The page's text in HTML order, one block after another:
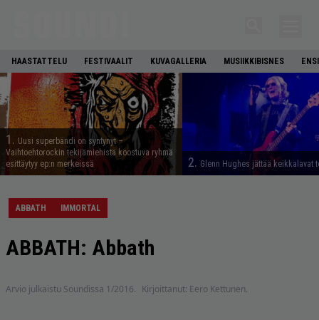
HAASTATTELU FESTIVAALIT KUVAGALLERIA MUSIIKKIBISNES
1. Uusi superbändi on syntynyt –
Vaihtoehtorockin tekijämiehistä koostuva ryhmä
esittäytyy ep:n merkeissä
2. Glenn Hughes jättää keikkalavat
ABBATH IMMORTAL
ABBATH: Abbath
Arvio julkaistu Soundissa 1/2016. Kirjoittanut: Eero Kettunen.